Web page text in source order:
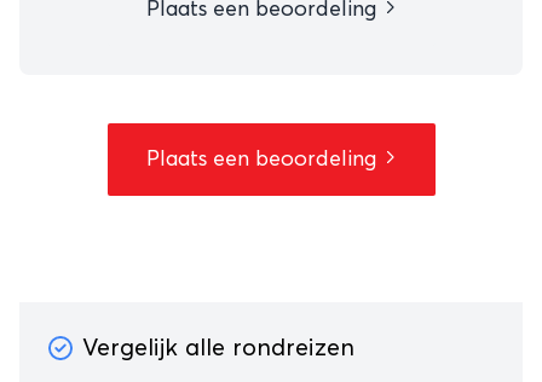
Plaats een beoordeling
Plaats een beoordeling
Vergelijk alle rondreizen